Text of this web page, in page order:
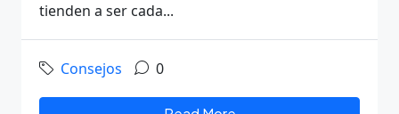
tienden a ser cada...
Consejos 0